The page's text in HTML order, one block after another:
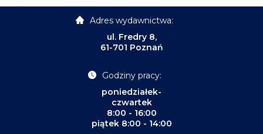
Adres wydawnictwa:
ul. Fredry 8,
61-701 Poznań
Godziny pracy:
poniedziałek-
czwartek
8:00 - 16:00
piątek 8:00 - 14:00